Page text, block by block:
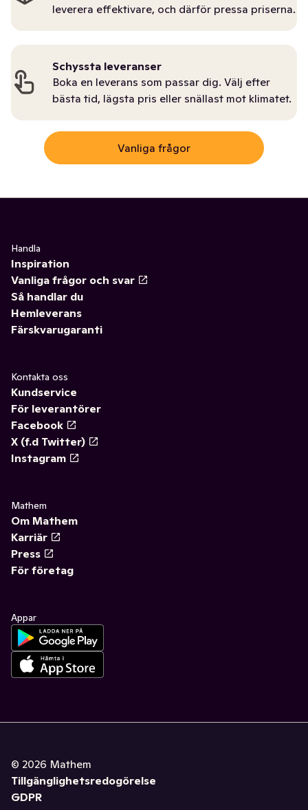
leverera effektivare, och därför pressa priserna.
Schyssta leveranser
Boka en leverans som passar dig. Välj efter
bästa tid, lägsta pris eller snällast mot klimatet.
Vanliga frågor
Handla
Inspiration
Vanliga frågor och svar
Så handlar du
Hemleverans
Färskvarugaranti
Kontakta oss
Kundservice
För leverantörer
Facebook
X (f.d Twitter)
Instagram
Mathem
Om Mathem
Karriär
Press
För företag
Appar
© 2026 Mathem
Tillgänglighetsredogörelse
GDPR